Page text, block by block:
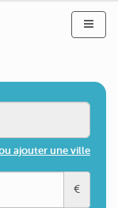
ajouter une ville
€